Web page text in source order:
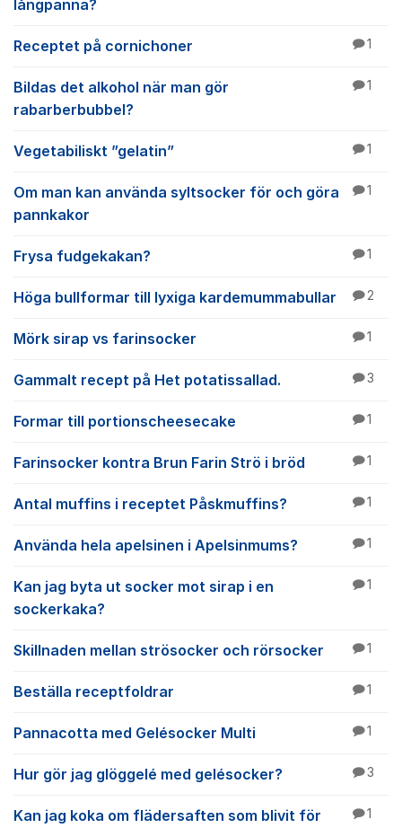
långpanna?
Receptet på cornichoner 1
Bildas det alkohol när man gör
rabarberbubbel?
1
Vegetabiliskt ”gelatin” 1
Om man kan använda syltsocker för och göra
pannkakor
1
Frysa fudgekakan? 1
Höga bullformar till lyxiga kardemummabullar 2
Mörk sirap vs farinsocker 1
Gammalt recept på Het potatissallad. 3
Formar till portionscheesecake 1
Farinsocker kontra Brun Farin Strö i bröd 1
Antal muffins i receptet Påskmuffins? 1
Använda hela apelsinen i Apelsinmums? 1
Kan jag byta ut socker mot sirap i en
sockerkaka?
1
Skillnaden mellan strösocker och rörsocker 1
Beställa receptfoldrar 1
Pannacotta med Gelésocker Multi 1
Hur gör jag glöggelé med gelésocker? 3
Kan jag koka om flädersaften som blivit för
1